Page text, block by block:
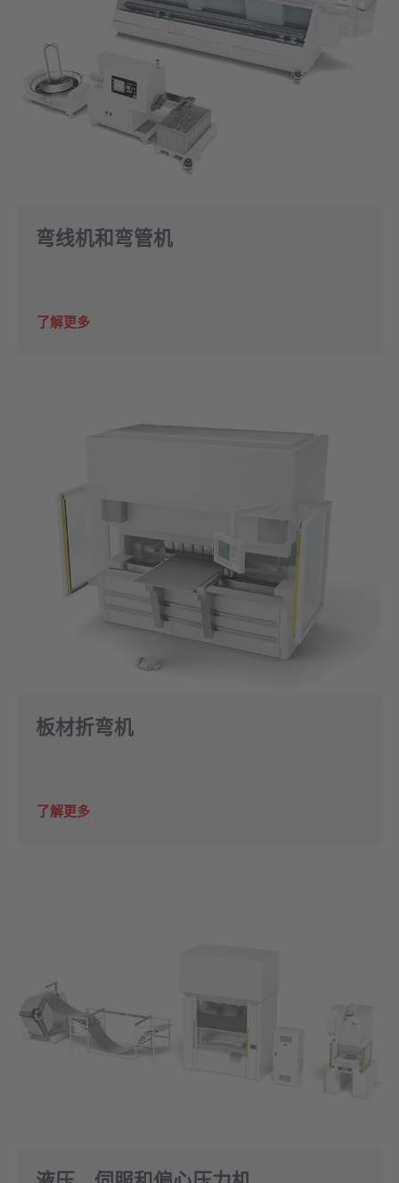
弯线机和弯管机
了解更多
板材折弯机
了解更多